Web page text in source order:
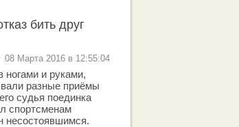
бить друг
08 Марта 2016 в 12:55:04
и руками,
разные приёмы
судья поединка
спортсменам
несостоявшимся.